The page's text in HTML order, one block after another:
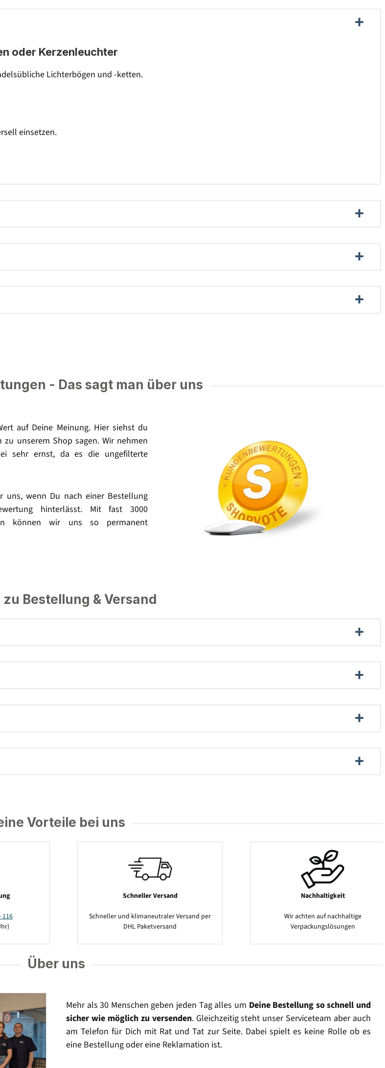
oder Kerzenleuchter
Lichterbögen und -ketten.
einsetzen.
- Das sagt man über uns
auf Deine Meinung. Hier siehst du
zu unserem Shop sagen. Wir nehmen
sehr ernst, da es die ungefilterte
uns, wenn Du nach einer Bestellung
hinterlässt. Mit fast 3000
können wir uns so permanent
zu Bestellung & Versand
Vorteile bei uns
116
Schneller Versand
Schneller und klimaneutraler Versand per
DHL Paketversand
Nachhaltigkeit
Wir achten auf nachhaltige
Verpackungslösungen
Über uns
Mehr als 30 Menschen geben jeden Tag alles um Deine Bestellung so schnell und
sicher wie möglich zu versenden. Gleichzeitig steht unser Serviceteam aber auch
am Telefon für Dich mit Rat und Tat zur Seite. Dabei spielt es keine Rolle ob es
eine Bestellung oder eine Reklamation ist.